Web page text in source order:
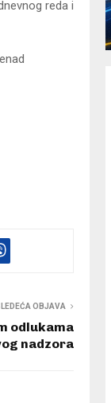
reda i
OBJAVA
odlukama
nadzora